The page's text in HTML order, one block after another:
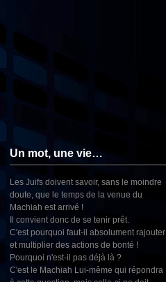
Un mot, une vie…
Les Juifs doivent savoir, sans le moindre
doute, que le temps de la venue du
Machiah est arrivé !
Il convient donc de se tenir prêt.
C'est pourquoi faut-il absolument rajouter
et multiplier des actions de bonté !
Pourquoi n'est-il pas déjà là ?
C'est le Machiah Lui-même qui répondra